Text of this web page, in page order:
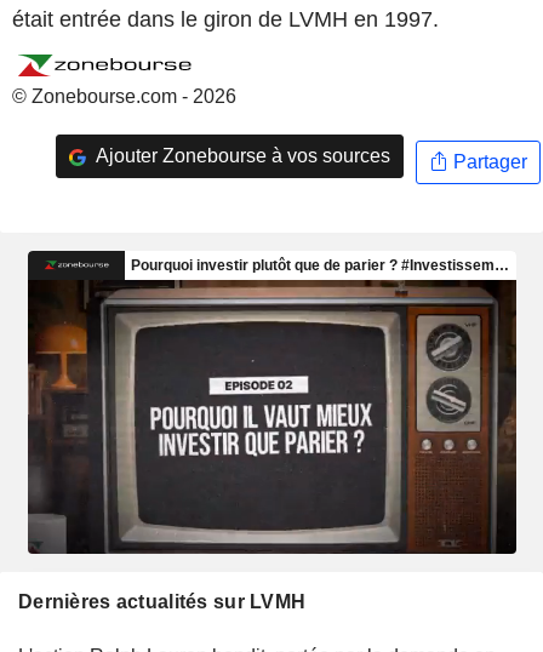
était entrée dans le giron de LVMH en 1997.
© Zonebourse.com - 2026
Ajouter Zonebourse à vos sources Partager
Dernières actualités sur LVMH